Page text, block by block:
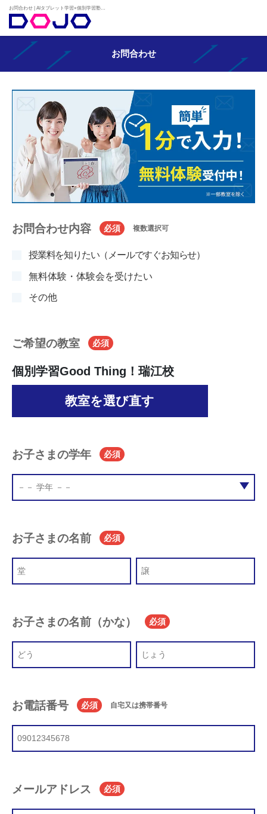
お問合わせ
お問合わせ内容 必須 複数選択可
授業料を知りたい（メールですぐお知らせ）
無料体験・体験会を受けたい
その他
ご希望の教室 必須
個別学習Good Thing！瑞江校
教室を選び直す
お子さまの学年 必須
お子さまの名前 必須
お子さまの名前（かな） 必須
お電話番号 必須 自宅又は携帯番号
メールアドレス 必須